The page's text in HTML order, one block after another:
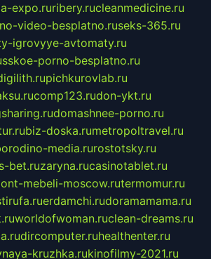
expo.ruribery.rucleanmedicine.ru
video-besplatno.ruseks-365.ru
igrovyye-avtomaty.ru
porno-besplatno.ru
pichkurovlab.ru
comp123.rudon-ykt.ru
domashnee-porno.ru
biz-doska.rumetropoltravel.ru
media.rurostotsky.ru
bet.ruzaryna.rucasinotablet.ru
mebeli-moscow.rutermomur.ru
erdamchi.rudoramamama.ru
worldofwoman.ruclean-dreams.ru
dircomputer.ruhealthenter.ru
kruzhka.rukinofilmy-2021.ru